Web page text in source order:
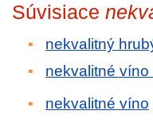
Súvisiace
nekvalitný
nekvalitné
nekvalitné víno